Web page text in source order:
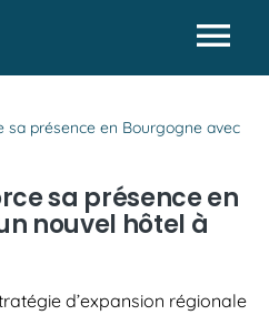
sa présence en Bourgogne avec
sa présence en
nouvel hôtel à
d’expansion régionale